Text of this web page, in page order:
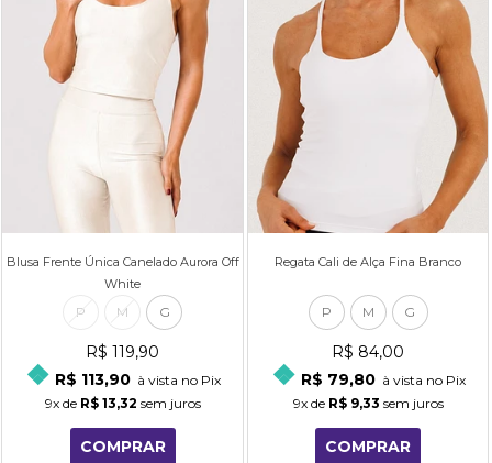
Blusa Frente Única Canelado Aurora Off
White
P M G
R$ 119,90
R$ 113,90 à vista no Pix
9xde R$ 13,32 sem juros
COMPRAR
Regata Cali de Alça Fina Branco
P M G
R$ 84,00
R$ 79,80 à vista no Pix
9xde R$ 9,33 sem juros
COMPRAR